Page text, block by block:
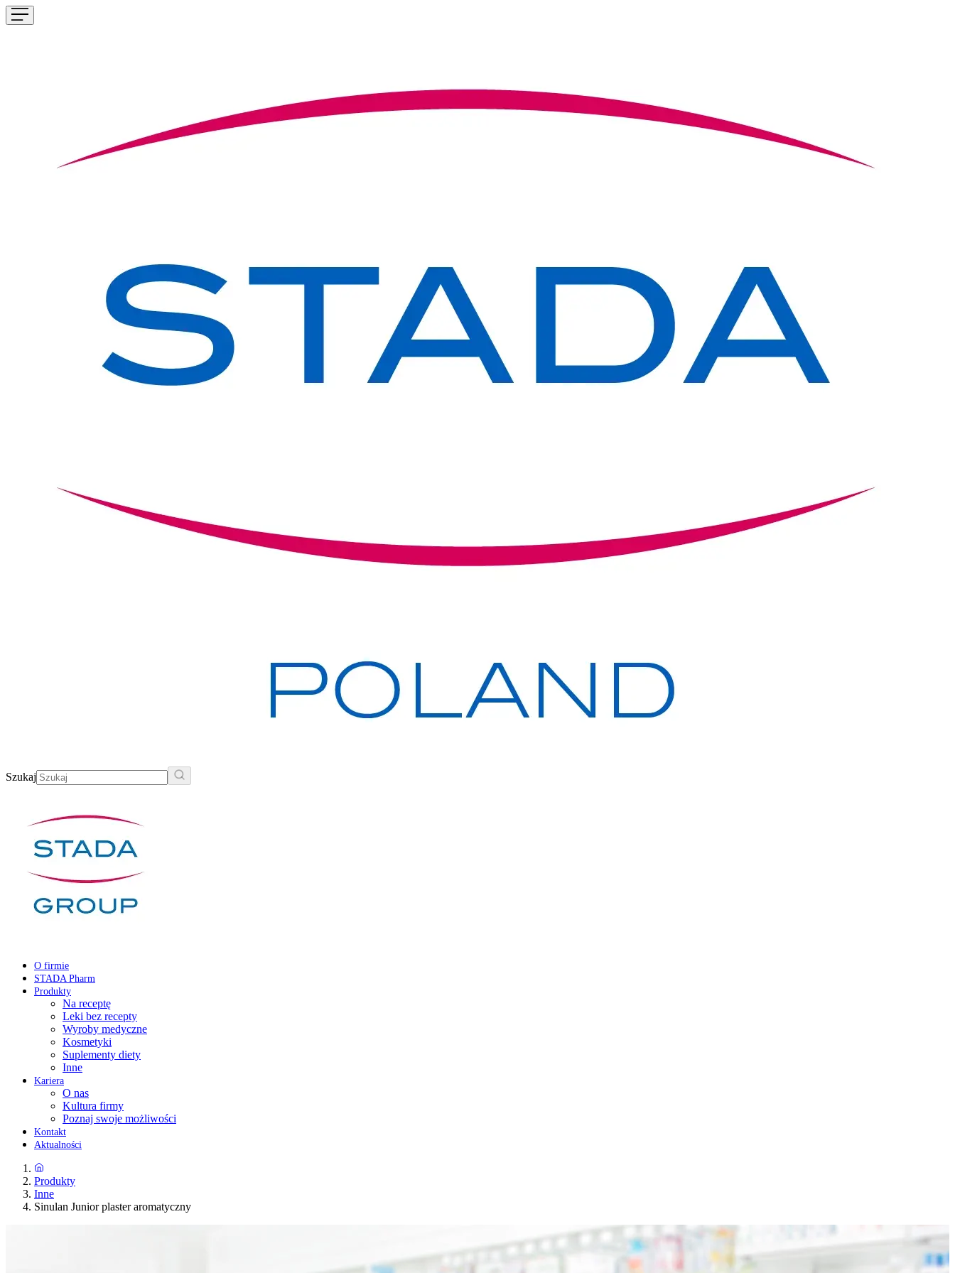
Szukaj
O firmie
STADA Pharm
Produkty
Na receptę
Leki bez recepty
Wyroby medyczne
Kosmetyki
Suplementy diety
Inne
Kariera
O nas
Kultura firmy
Poznaj swoje możliwości
Kontakt
Aktualności
Produkty
Inne
Sinulan Junior plaster aromatyczny